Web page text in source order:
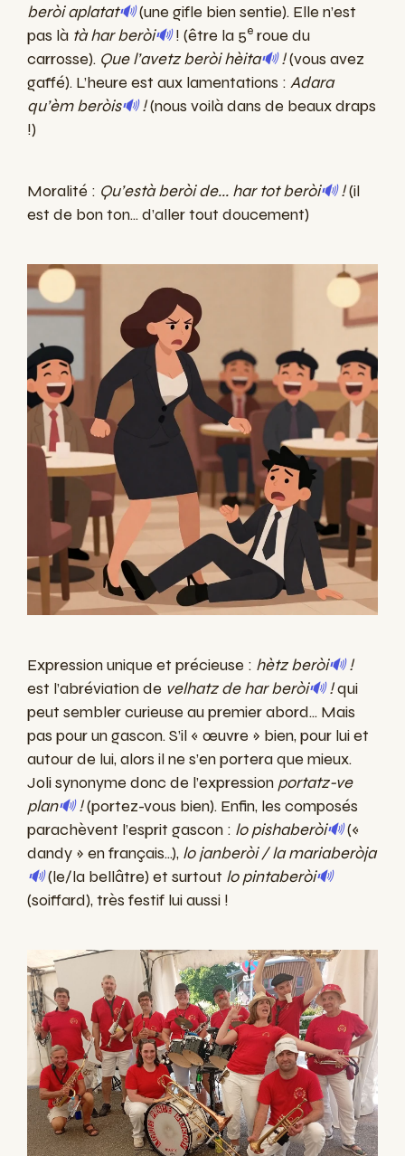
beròi aplatat🔊(une gifle bien sentie). Elle n’est
pas là tà har beròi🔊! (être la 5e roue du
carrosse). Que l’avetz beròi hèita🔊!(vous avez
gaffé). L’heure est aux lamentations : Adara
qu’èm beròis🔊!(nous voilà dans de beaux draps
!)
Moralité : Qu’està beròi de... har tot beròi🔊!(il
est de bon ton... d’aller tout doucement)
Expression unique et précieuse : hètz beròi🔊!
est l’abréviation de velhatz de har beròi🔊!qui
peut sembler curieuse au premier abord... Mais
pas pour un gascon. S’il « œuvre » bien, pour lui et
autour de lui, alors il ne s’en portera que mieux.
Joli synonyme donc de l’expression portatz-ve
plan🔊!(portez-vous bien). Enfin, les composés
parachèvent l’esprit gascon : lo pishaberòi🔊(«
dandy » en français...), lo janberòi / la mariaberòja
🔊(le/la bellâtre) et surtout lo pintaberòi🔊
(soiffard), très festif lui aussi !